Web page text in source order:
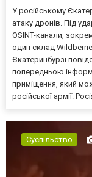
У російському
атаку дронів. Під
OSINT-канали,
один склад
Єкатеринбурзі
попередньою
приміщення, який
російської армії.
Суспільство